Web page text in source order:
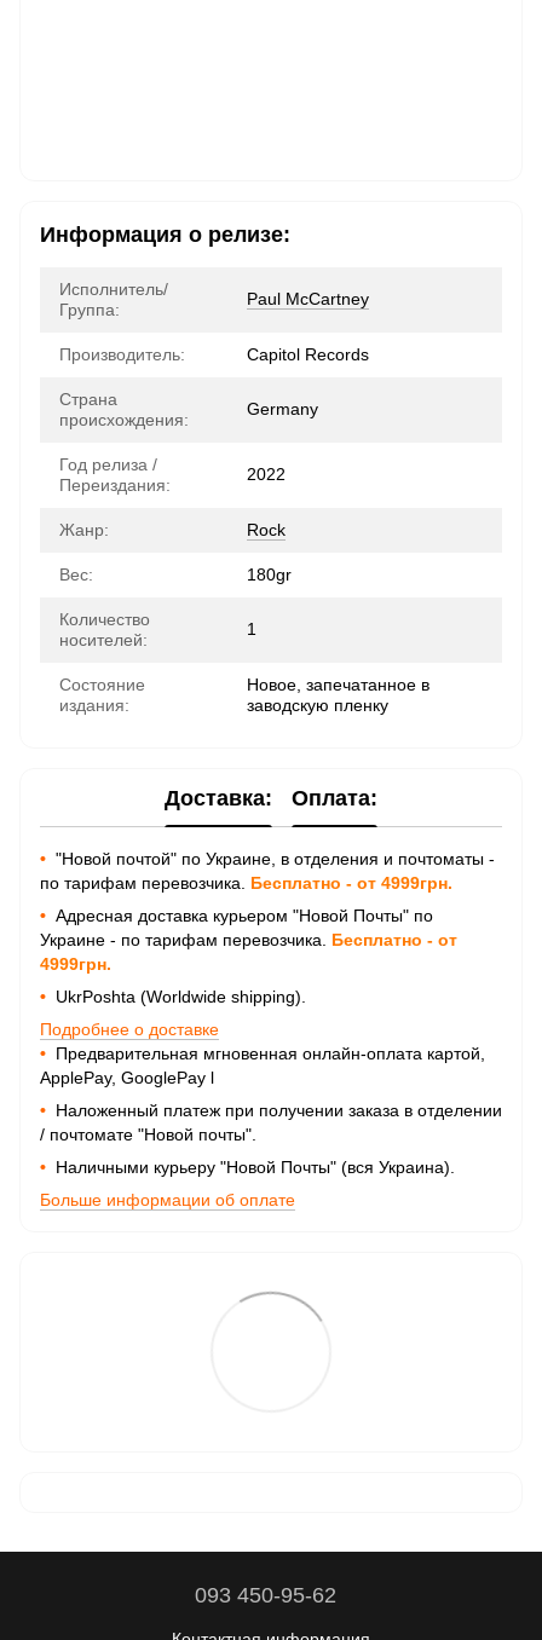
Информация о релизе:
Исполнитель/
Группа:
Paul McCartney
Производитель: Capitol Records
Страна
происхождения:
Germany
Год релиза /
Переиздания:
2022
Жанр: Rock
Вес: 180gr
Количество
носителей:
1
Состояние
издания:
Новое, запечатанное в
заводскую пленку
Доставка: Оплата:
• "Новой почтой" по Украине, в отделения и почтоматы -
по тарифам перевозчика. Бесплатно - от 4999грн.
• Адресная доставка курьером "Новой Почты" по
Украине - по тарифам перевозчика. Бесплатно - от
4999грн.
• UkrPoshta (Worldwide shipping).
Подробнее о доставке
• Предварительная мгновенная онлайн-оплата картой,
ApplePay, GooglePay l
• Наложенный платеж при получении заказа в отделении
/ почтомате "Новой почты".
• Наличными курьеру "Новой Почты" (вся Украина).
Больше информации об оплате
093 450-95-62